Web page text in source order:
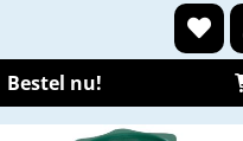
Bestel nu!